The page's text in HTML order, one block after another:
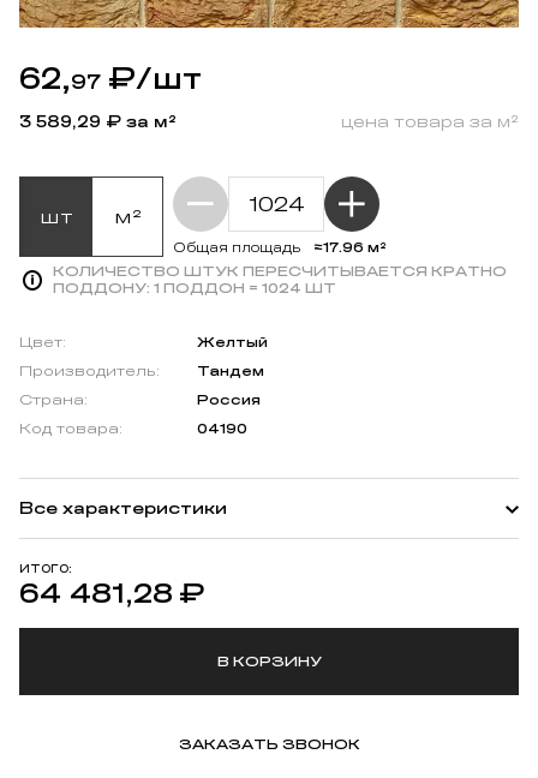
62,97 ₽/шт
3 589,29 ₽ за м² цена товара за м²
шт м²
Общая площадь
≈17.96 м²
КОЛИЧЕСТВО ШТУК ПЕРЕСЧИТЫВАЕТСЯ КРАТНО
ПОДДОНУ: 1 ПОДДОН = 1024 ШТ
ИТОГО:
64 481,28 ₽
В КОРЗИНУ
ЗАКАЗАТЬ ЗВОНОК
Цвет:
Желтый
Производитель:
Тандем
Страна:
Россия
Код товара:
04190
Все характеристики